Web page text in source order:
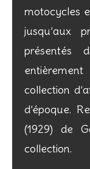
motocycles
jusqu’aux
présentés
collection
d’époque.
(1929) de
collection.